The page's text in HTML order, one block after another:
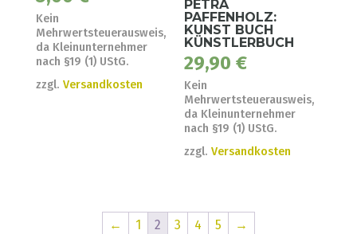
Kein
Mehrwertsteuerausweis,
da Kleinunternehmer
nach §19 (1) UStG.
zzgl. Versandkosten
PETRA
PAFFENHOLZ:
KUNST BUCH
KÜNSTLERBUCH
29,90€
Kein
Mehrwertsteuerausweis,
da Kleinunternehmer
nach §19 (1) UStG.
zzgl.Versandkosten
← 1 2 3 4 5 →